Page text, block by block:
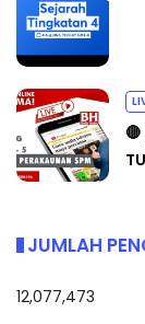
🔴
JUMLAH
12,077,473